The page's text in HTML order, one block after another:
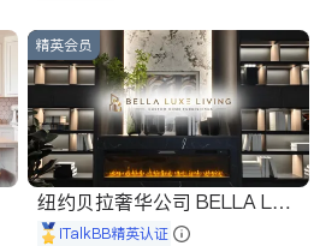
精英会员
纽约贝拉奢华公司 BELLA LUX
E iTalkBB精英认证